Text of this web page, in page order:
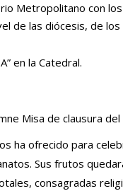
Metropolitano con
de las diócesis, de
en la Catedral.
Misa de clausura
ha ofrecido para
Sus frutos
consagradas